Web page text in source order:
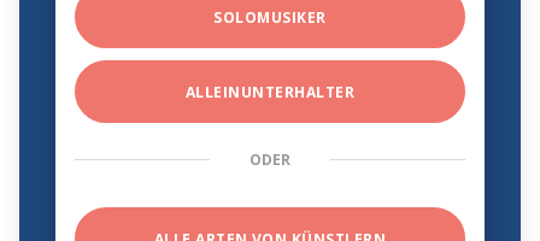
SOLOMUSIKER
ALLEINUNTERHALTER
ODER